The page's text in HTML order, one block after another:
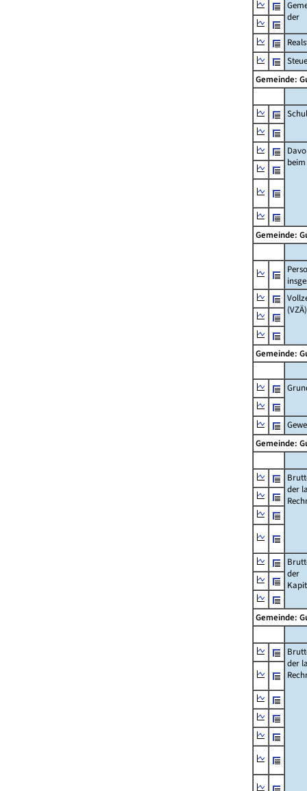
der
Gemeinde:
beim
Gemeinde:
(VZÄ)
Gemeinde:
Gemeinde:
der
der
Gemeinde:
der